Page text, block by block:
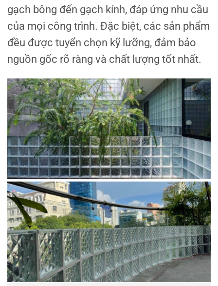
gạch bông đến gạch kính, đáp ứng nhu cầu
của mọi công trình. Đặc biệt, các sản phẩm
đều được tuyển chọn kỹ lưỡng, đảm bảo
nguồn gốc rõ ràng và chất lượng tốt nhất.